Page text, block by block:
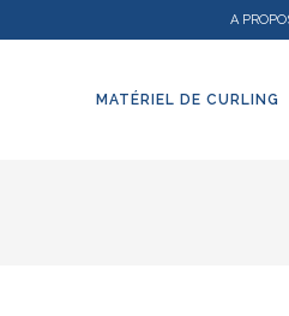
A
MATÉRIEL DE CURLING